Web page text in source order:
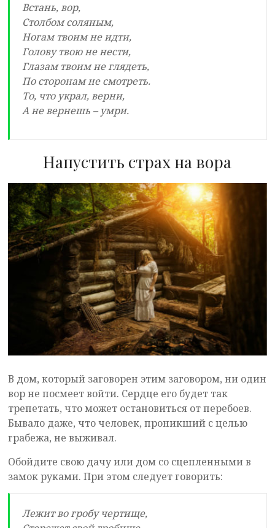
Встань, вор,
Столбом соляным,
Ногам твоим не идти,
Голову твою не нести,
Глазам твоим не глядеть,
По сторонам не смотреть.
То, что украл, верни,
А не вернешь – умри.
Напустить страх на вора
В дом, который заговорен этим заговором, ни один
вор не посмеет войти. Сердце его будет так
трепетать, что может остановиться от перебоев.
Бывало даже, что человек, проникший с целью
грабежа, не выживал.
Обойдите свою дачу или дом со сцепленными в
замок руками. При этом следует говорить:
Лежит во гробу чертище,